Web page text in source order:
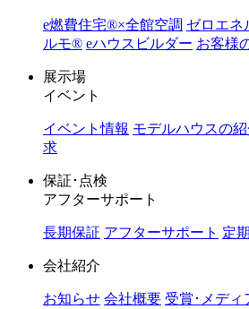
e燃費住宅®︎×全館空調 ゼロエネ
ルモ®︎ eハウスビルダー お客様
展示場
イベント
イベント情報 モデルハウスの
求
保証･点検
アフターサポート
長期保証 アフターサポート 定
会社紹介
お知らせ 会社概要 受賞･メディ